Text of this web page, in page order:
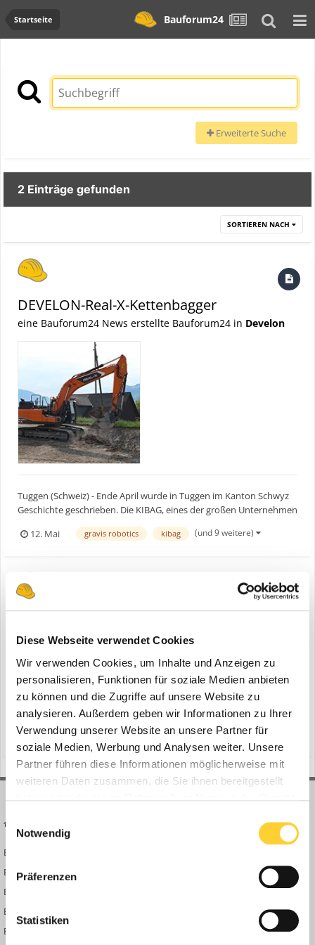
Diese Webseite verwendet Cookies
Wir verwenden Cookies, um Inhalte und Anzeigen zu
personalisieren, Funktionen für soziale Medien anbieten
zu können und die Zugriffe auf unsere Website zu
analysieren. Außerdem geben wir Informationen zu Ihrer
Verwendung unserer Website an unsere Partner für
soziale Medien, Werbung und Analysen weiter. Unsere
Partner führen diese Informationen möglicherweise mit
weiteren Daten zusammen, die Sie ihnen bereitgestellt
Notwendig
Präferenzen
Statistiken
Startseite Bauforum24
Erweiterte Suche
2 Einträge gefunden
SORTIEREN NACH
DEVELON-Real-X-Kettenbagger
eine Bauforum24 News erstellte Bauforum24 in Develon
Tuggen (Schweiz) - Ende April wurde in Tuggen im Kanton Schwyz
Geschichte geschrieben. Die KIBAG, eines der großen Unternehmen
der Schweiz im Bereich Baustoffe und Bauwesen, hat den
autonomen DEVELON-Real-X-Kettenbagger, eine gemeinsam
12. Mai gravis robotics kibag (und 9 weitere)
ein Thema erstellte Bauforum24 inNews aus der
Tuggen (Schweiz) - Ende April wurde in Tuggen im Kanton Schwyz
Geschichte geschrieben. Die KIBAG, eines der großen Unternehmen
der Schweiz im Bereich Baustoffe und Bauwesen, hat den
autonomen DEVELON-Real-X-Kettenbagger, eine gemeinsam
Entwicklung mit Gravis Robotics, als erstes europäisches Unterne...
12. Mai 1
gravis robotics kibag (und 9 weitere)
Bauforum24 News
Bauforum24 TV
BF24 Mediathek
BF24 Fotostrecken
Bauforum Shop